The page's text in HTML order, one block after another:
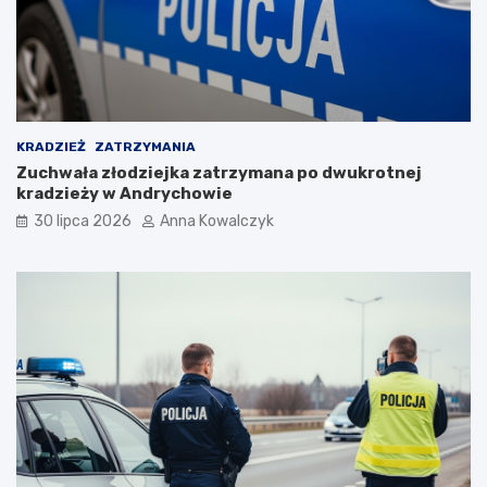
i
p
o
p
a
n
d
e
m
i
KRADZIEŻ ZATRZYMANIA
Zuchwała złodziejka zatrzymana po dwukrotnej
kradzieży w Andrychowie
30 lipca 2026 Anna Kowalczyk